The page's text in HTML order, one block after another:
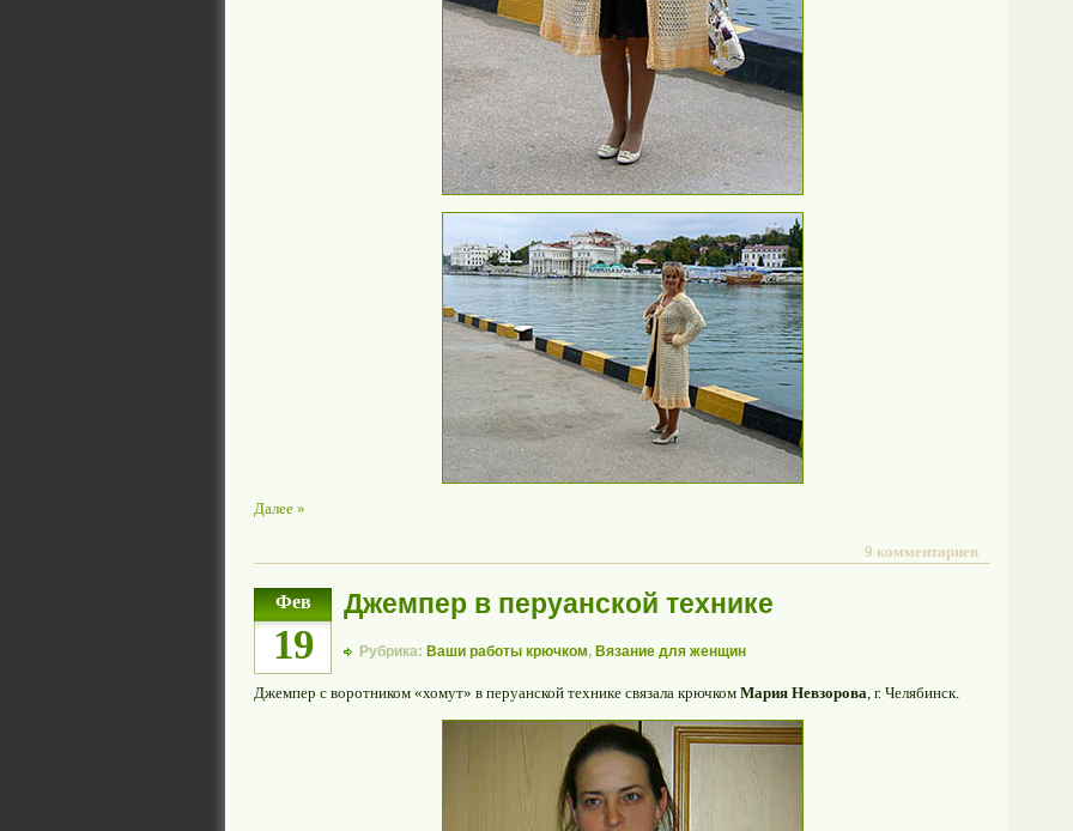
Далее »
9 комментариев
Фев
19
Джемпер в перуанской технике
Рубрика: Ваши работы крючком, Вязание для женщин
Джемпер с воротником «хомут» в перуанской технике связала крючком Мария Невзорова, г. Чeлябинcк.